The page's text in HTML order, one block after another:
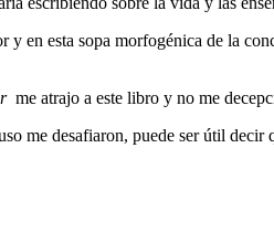
y en esta sopa morfogénica de la
me atrajo a este libro y no me
me desafiaron, puede ser útil